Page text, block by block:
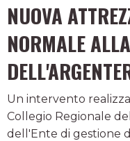
NUOVA
NORMALE
Un intervento
Collegio Regionale
dell'Ente di gestione